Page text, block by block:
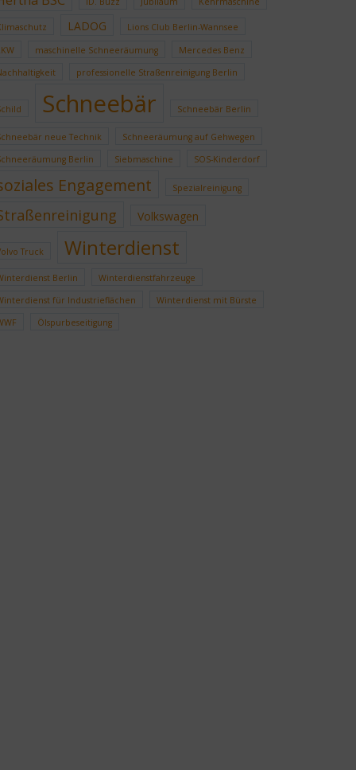
LADOG Lions Club Berlin-Wannsee
maschinelle Schneeräumung
Mercedes Benz
professionelle Straßenreinigung Berlin
Schneebär Schneebär Berlin
neue Technik
Schneeräumung auf Gehwegen
Berlin
Siebmaschine SOS-Kinderdorf
Engagement Spezialreinigung
Volkswagen
Truck Winterdienst
Berlin
Winterdienstfahrzeuge
für Industrieflächen
Winterdienst mit Bürste
Ölspurbeseitigung